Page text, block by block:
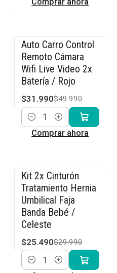
-36% OFF
Auto Carro Control
Remoto Cámara
Wifi Live Video 2x
Batería / Rojo
$31.990$49.990
Cantidad
Comprar ahora
-15% OFF
Kit 2x Cinturón
Tratamiento Hernia
Umbilical Faja
Banda Bebé /
Celeste
$25.490$29.990
Cantidad